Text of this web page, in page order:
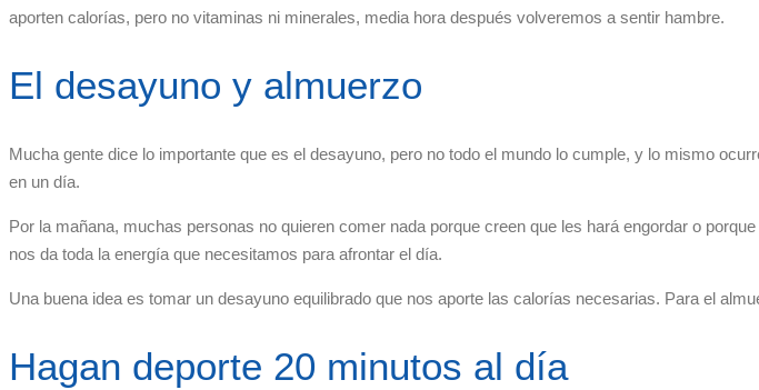
aporten calorías, pero no vitaminas ni minerales, media hora después volveremos a sentir hambre.
El desayuno y almuerzo
Mucha gente dice lo importante que es el desayuno, pero no todo el mundo lo cumple, y lo mismo
en un día.
Por la mañana, muchas personas no quieren comer nada porque creen que les hará engordar o
nos da toda la energía que necesitamos para afrontar el día.
Una buena idea es tomar un desayuno equilibrado que nos aporte las calorías necesarias. Para el
Hagan deporte 20 minutos al día